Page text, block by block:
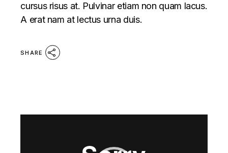
cursus risus at. Pulvinar etiam non quam lacus.
A erat nam at lectus urna duis.
SHARE